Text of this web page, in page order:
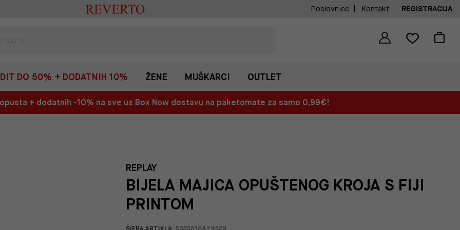
Poslovnice Kontakt REGISTRACIJA
DO 50% + DODATNIH 10% ŽENE MUŠKARCI OUTLET
+ dodatnih -10% na sve uz Box Now dostavu na paketomate za samo 0,99€!
REPLAY
BIJELA MAJICA OPUŠTENOG KROJA S FIJI
PRINTOM